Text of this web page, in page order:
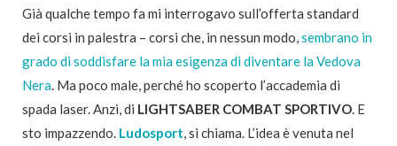
Già qualche tempo fa mi interrogavo sull’offerta standard
dei corsi in palestra – corsi che, in nessun modo,sembrano in
grado di soddisfare la mia esigenza di diventare la Vedova
Nera. Ma poco male, perché ho scoperto l’accademia di
spada laser. Anzi, di LIGHTSABER COMBAT SPORTIVO. E
sto impazzendo. Ludosport, si chiama. L’idea è venuta nel